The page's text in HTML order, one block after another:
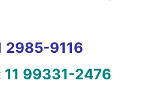
2985-9116
11 99331-2476